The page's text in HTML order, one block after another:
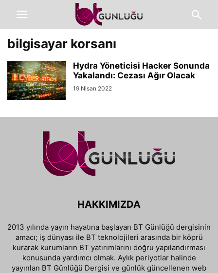
bilgisayar korsanı
Hydra Yöneticisi Hacker Sonunda
Yakalandı: Cezası Ağır Olacak
19 Nisan 2022
HAKKIMIZDA
2013 yılında yayın hayatına başlayan BT Günlüğü dergisinin
amacı; iş dünyası ile BT teknolojileri arasında bir köprü
kurarak kurumların BT yatırımlarını doğru yapılandırması
konusunda yardımcı olmak. Aylık periyotlar halinde
yayınlan BT Günlüğü Dergisi ve günlük güncellenen web